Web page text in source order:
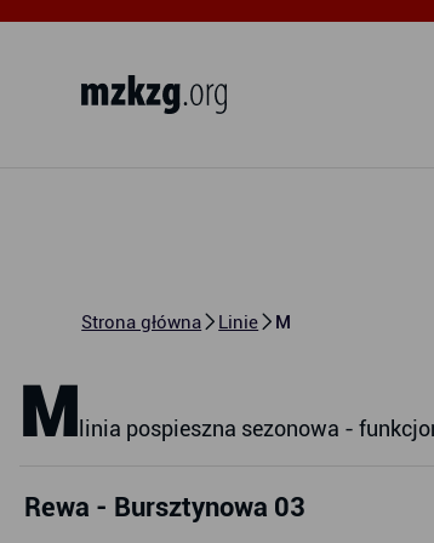
Strona główna Linie M
M linia pospieszna sezonowa -
Rewa - Bursztynowa 03